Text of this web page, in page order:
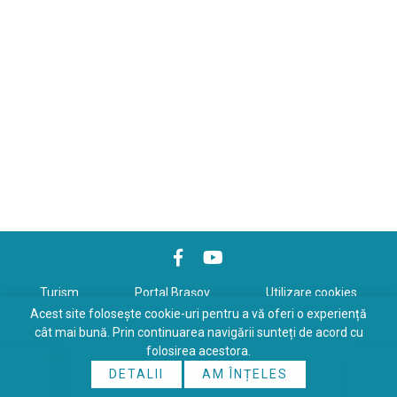
Turism Portal Braşov Utilizare cookies
Politică de confidenţialitate
Copyrights © 2026 All Rights Reserved. Powered by
Online
Acest site folosește cookie-uri pentru a vă oferi o experiență
cât mai bună. Prin continuarea navigării sunteți de acord cu
folosirea acestora.
DETALII
AM ÎNȚELES